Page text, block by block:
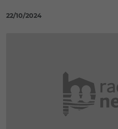
22/10/2024